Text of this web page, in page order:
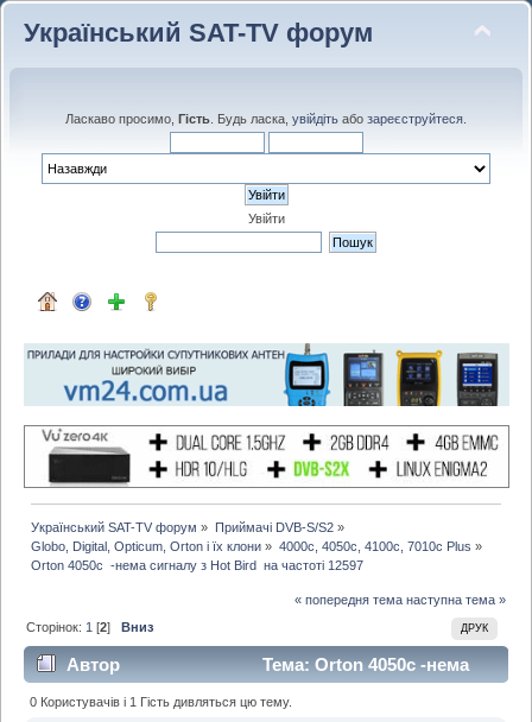
Український SAT-TV форум
Ласкаво просимо, Гість . Будь ласка, увійдіть або зареєструйтеся
Увійти
Український SAT-TV форум » Приймачі DVB-S/S2»
Globo, Digital, Opticum, Orton і їх клони » 4000с, 4050c, 4100c, 7010c Plus »
Orton 4050c  -нема сигналу з Hot Bird  на частоті 12597
« попередня тема наступна тема »
ДРУК
Сторінок: 1 [2]Вниз
Автор
Тема: Orton 4050c -нема
сигналу з Hot Bird на частоті 12597 (Прочитано 9545
0 Користувачів і 1 Гість дивляться цю тему.